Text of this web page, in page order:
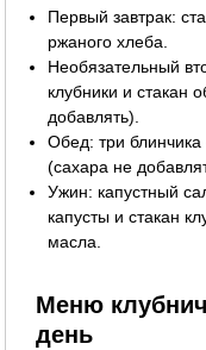
Первый завтрак:
ржаного хлеба.
Необязательный
клубники и стакан
добавлять).
Обед: три блинчика
(сахара не
Ужин: капустный
капусты и стакан
масла.
Меню
день